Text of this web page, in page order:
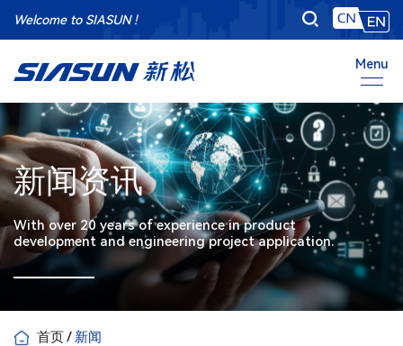
Menu
Welcome to SIASUN !
新闻资讯
With over 20 years of experience in product
development and engineering project application.
首页/ 新闻